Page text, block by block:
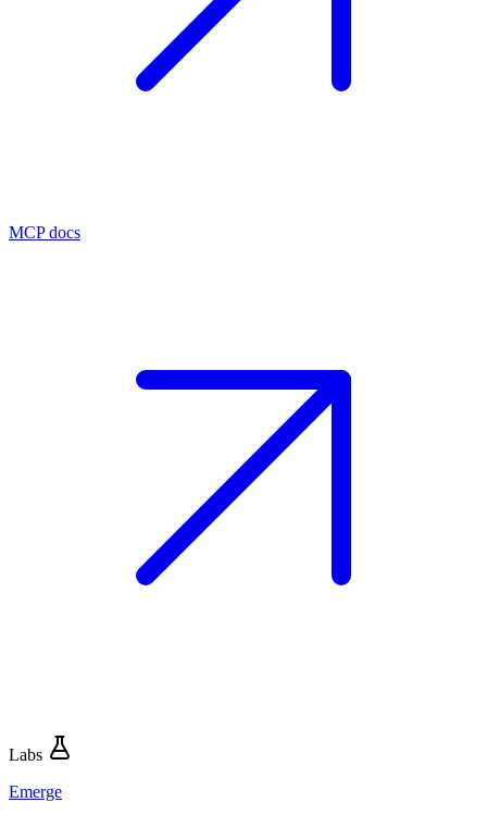
MCP docs
Labs
Emerge